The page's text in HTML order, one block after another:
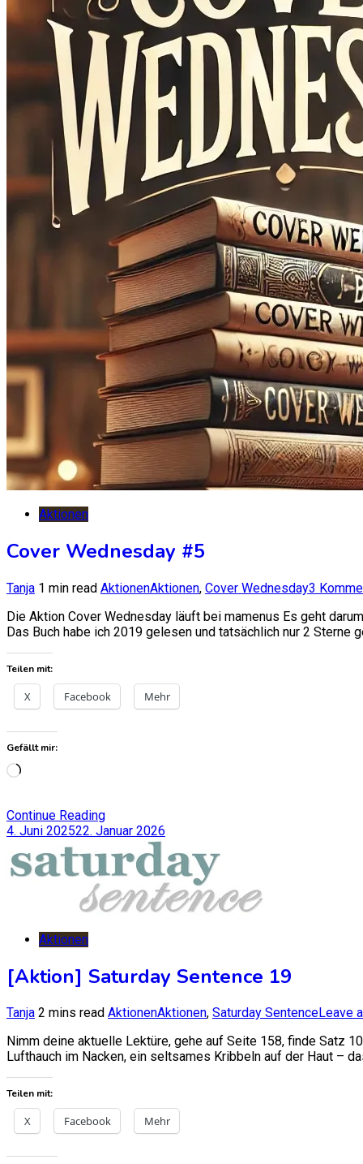
Aktionen
Cover Wednesday #5
Tanja 1 min read AktionenAktionen, Cover Wednesday3
Die Aktion Cover Wednesday läuft bei mamenus Es geht
Das Buch habe ich 2019 gelesen und tatsächlich nur 2
Teilen mit:
X Facebook Mehr
Gefällt mir:
Wird
Continue Reading
4. Juni 202522. Januar 2026
Aktionen
[Aktion] Saturday Sentence 19
Tanja 2 mins read AktionenAktionen, Saturday SentenceLeave
Nimm deine aktuelle Lektüre, gehe auf Seite 158, finde Satz
Lufthauch im Nacken, ein seltsames Kribbeln auf der Haut –
Teilen mit:
X Facebook Mehr